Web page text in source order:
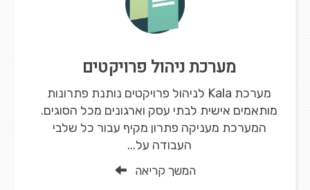
מערכת ניהול פרויקטים
מערכת Kala לניהול פרויקטים נותנת פתרונות
מותאמים אישית לבתי עסק וארגונים מכל הסוגים.
המערכת מעניקה פתרון מקיף עבור כל שלבי
העבודה על...
המשך קריאה